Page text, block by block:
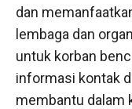
dan
lembaga dan
untuk korban
informasi kontak
membantu dalam